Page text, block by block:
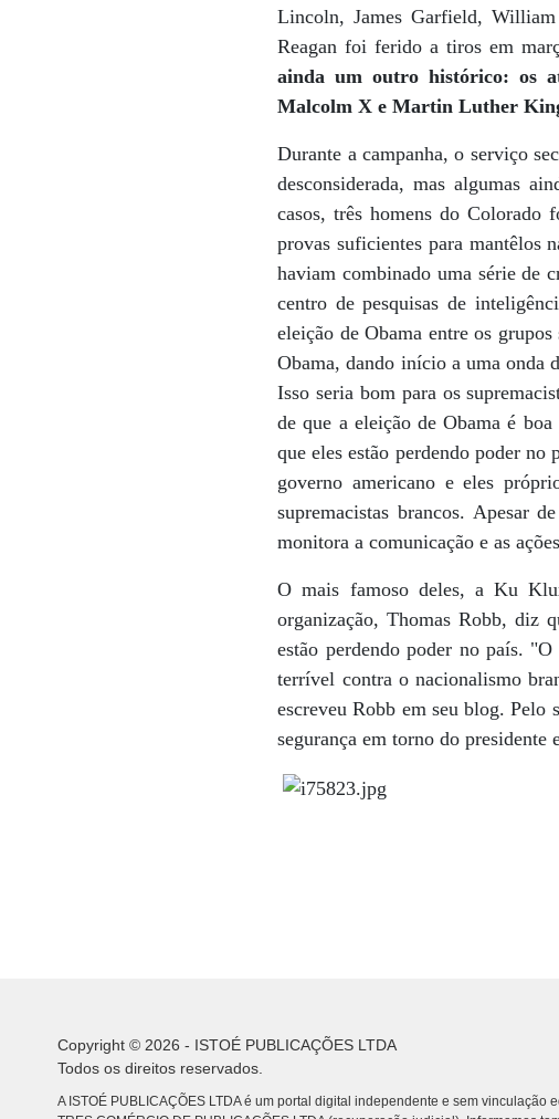
Lincoln, James Garfield,
Reagan foi ferido a tiros em
ainda um outro histórico: os
Malcolm X e Martin Luther
Durante a campanha, o serviço
desconsiderada, mas algumas
casos, três homens do Colorado
provas suficientes para mantêlos
haviam combinado uma série de
centro de pesquisas de
eleição de Obama entre os
Obama, dando início a uma onda
Isso seria bom para os
de que a eleição de Obama é
que eles estão perdendo poder
governo americano e eles
supremacistas brancos. Apesar
monitora a comunicação e as
O mais famoso deles, a Ku
organização, Thomas Robb, diz
estão perdendo poder no país.
terrível contra o nacionalismo
escreveu Robb em seu blog. Pelo
segurança em torno do presidente
Copyright © 2026 - ISTOÉ PUBLICAÇÕES LTDA
Todos os direitos reservados.
A ISTOÉ PUBLICAÇÕES LTDA é um portal digital independente e sem vinculação